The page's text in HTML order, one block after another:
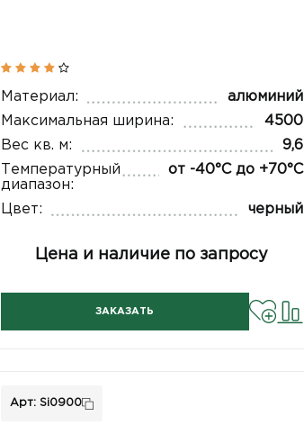
Материал:
алюминий
Максимальная ширина:
4500
Вес кв. м:
9,6
Температурный
диапазон:
от -40°С до +70°С
Цвет: черный
Цена и наличие по запросу
ЗАКАЗАТЬ
Арт: Si0900